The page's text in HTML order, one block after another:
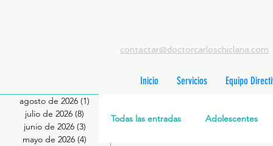
contactar@doctorcarloschiclana.com
Inicio Servicios Equipo
agosto de 2026 (1)
julio de 2026 (8) 8 entradas
junio de 2026 (3)
mayo de 2026 (4)
Todas las entradas Adolescentes